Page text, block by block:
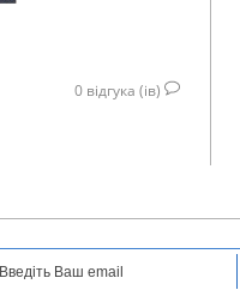
0 відгука (ів)